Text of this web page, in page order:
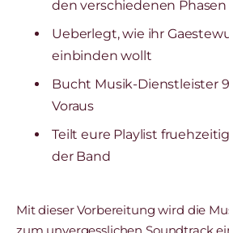
den verschiedenen Phasen
Ueberlegt, wie ihr
einbinden wollt
Bucht Musik-Dienstleister
Voraus
Teilt eure Playlist
der Band
Mit dieser Vorbereitung wird die
zum unvergesslichen Soundtrack